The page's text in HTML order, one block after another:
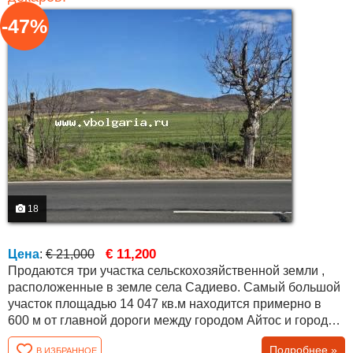
18
-47%
Цена: € 21,000 € 11,200
Продаются три участка сельскохозяйственной земли ,
расположенные в земле села Садиево. Самый большой
участок площадью 14 047 кв.м находится примерно в
600 м от главной дороги между городом Айтос и городом
Бургас. Примерно в 200 м от него расположены ещё два
В ИЗБРАННОЕ Подробнее »